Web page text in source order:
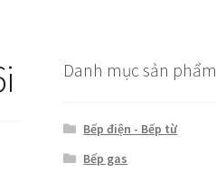
Danh mục sản phẩm
Bếp điện - Bếp từ
Bếp gas